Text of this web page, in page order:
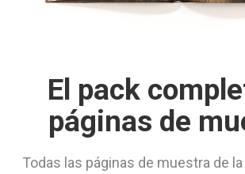
El pack
páginas de
Todas las páginas de muestra de